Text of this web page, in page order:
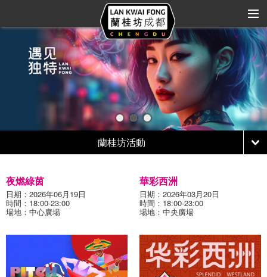
關於蘭桂坊
商家大全
商業規劃
繽紛蘭桂坊
藝術與娛樂
聯繫我們
蘭桂坊活動
夜燃綠茵
日期：2026年06月19日
時間：18:00-23:00
場地：中心廣場
華彩西洲
日期：2026年03月20日
時間：18:00-23:00
場地：中央廣場